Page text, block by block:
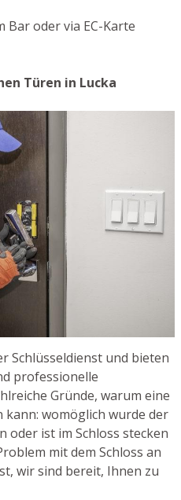
Bar oder via EC-Karte
Türen in Lucka
Schlüsseldienst und bieten
professionelle
Gründe, warum eine
kann: womöglich wurde der
oder ist im Schloss stecken
mit dem Schloss an
wir sind bereit, Ihnen zu